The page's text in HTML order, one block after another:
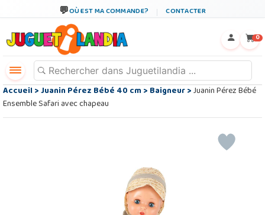
OÙ EST MA COMMANDE? CONTACTER
0
Accueil>Juanin Pérez Bébé 40 cm>Baigneur>Juanin Pérez Bébé
Ensemble Safari avec chapeau